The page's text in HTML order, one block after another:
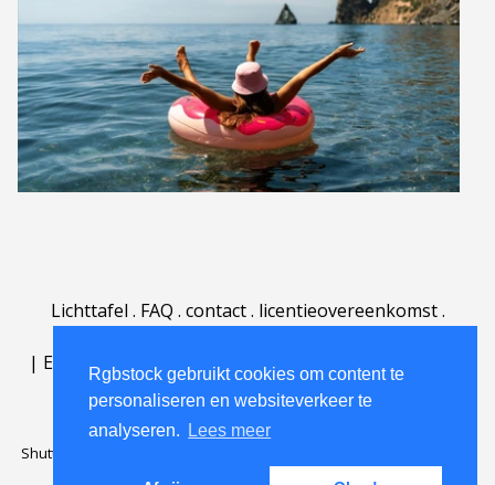
Rgbstock gebruikt cookies om content te
personaliseren en websiteverkeer te
analyseren.
Lees meer
Lichttafel . FAQ . contact. licentieovereenkomst.
| English | Deutsch Español | Português
Nederlands|
Shutterstock official partner of Rgbstock
Rgbstock